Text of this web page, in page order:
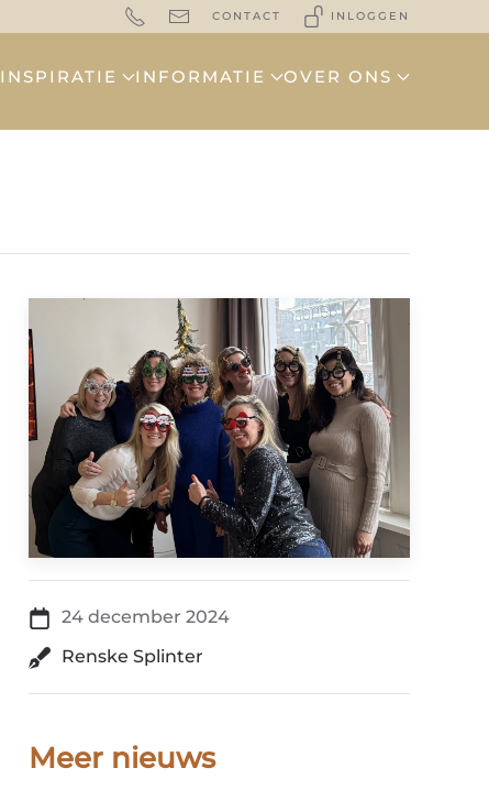
CONTACT INLOGGEN
INSPIRATIE INFORMATIE OVER ONS
24 december 2024
Renske Splinter
Meer nieuws